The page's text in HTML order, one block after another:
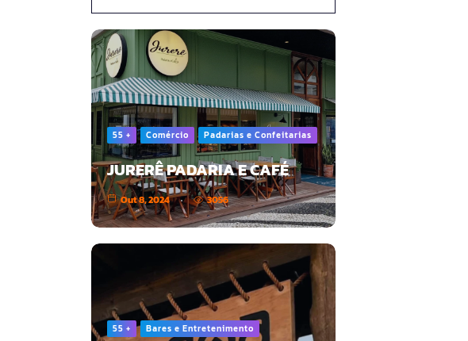
55 + Comércio Padarias e Confeitarias
JURERÊ PADARIA E CAFÉ
Out 8, 2024 3056
55 +
Bares e Entretenimento